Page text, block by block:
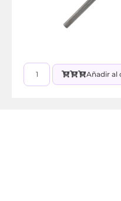
Añadir al